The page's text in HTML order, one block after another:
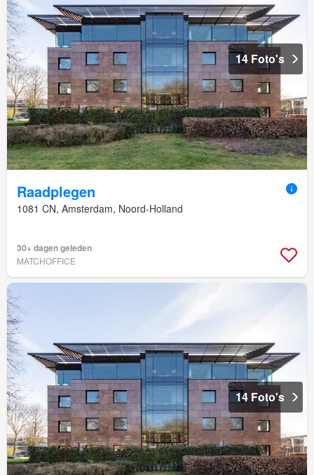
14 Foto's
Raadplegen
1081 CN, Amsterdam, Noord-Holland
30+ dagen geleden
MATCHOFFICE
14 Foto's